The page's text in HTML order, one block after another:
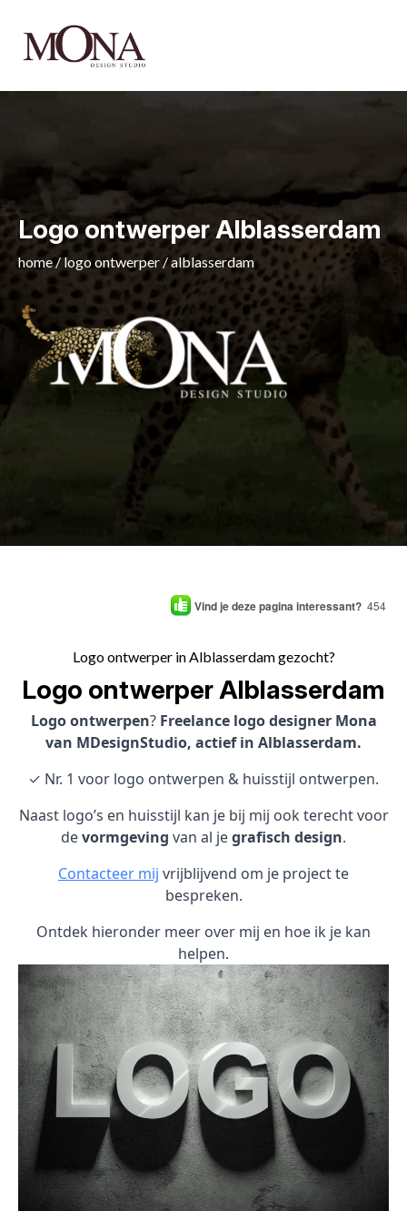
Logo ontwerper Alblasserdam
home/logo ontwerper /alblasserdam
Vind je deze pagina interessant? 454
Logo ontwerper in Alblasserdam gezocht?
Logo ontwerper Alblasserdam
Logo ontwerpen? Freelance logo designer Mona
van MDesignStudio, actief in Alblasserdam.
✓ Nr. 1 voor logo ontwerpen & huisstijl ontwerpen.
Naast logo’s en huisstijl kan je bij mij ook terecht voor
devormgeving van al jegrafisch design.
Contacteer mij vrijblijvend om je project te
bespreken.
Ontdek hieronder meer over mij en hoe ik je kan
helpen.